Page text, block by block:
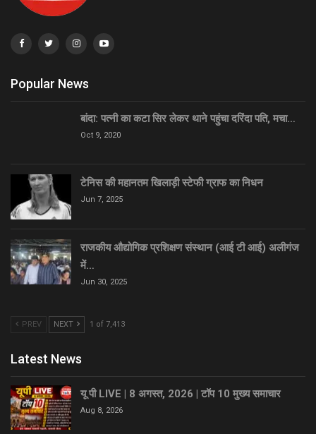
Popular News
बांदा: पत्नी का कटा सिर लेकर थाने पहुंचा दरिंदा पति, मचा…
Oct 9, 2020
टेनिस की महानतम खिलाड़ी स्टेफी ग्राफ का निधन
Jun 7, 2025
राजकीय औद्योगिक प्रशिक्षण संस्थान (आई टी आई) अलीगंज
में…
Jun 30, 2025
PREV NEXT 1 of 7,413
Latest News
यू पी LIVE | 8 अगस्त, 2026 | टॉप 10 मुख्य समाचार
Aug 8, 2026